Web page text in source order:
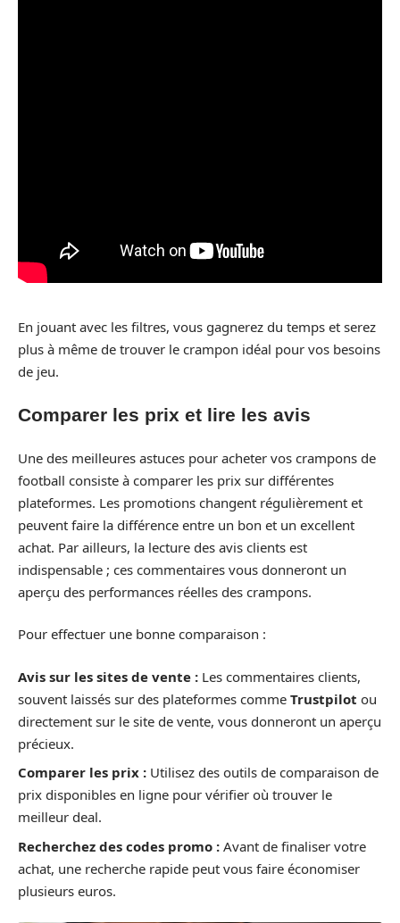
En jouant avec les filtres, vous gagnerez du temps et serez
plus à même de trouver le crampon idéal pour vos besoins
de jeu.
Comparer les prix et lire les avis
Une des meilleures astuces pour acheter vos crampons de
football consiste à comparer les prix sur différentes
plateformes. Les promotions changent régulièrement et
peuvent faire la différence entre un bon et un excellent
achat. Par ailleurs, la lecture des avis clients est
indispensable ; ces commentaires vous donneront un
aperçu des performances réelles des crampons.
Pour effectuer une bonne comparaison :
Avis sur les sites de vente : Les commentaires clients,
souvent laissés sur des plateformes comme Trustpilot ou
directement sur le site de vente, vous donneront un aperçu
précieux.
Comparer les prix : Utilisez des outils de comparaison de
prix disponibles en ligne pour vérifier où trouver le
meilleur deal.
Recherchez des codes promo : Avant de finaliser votre
achat, une recherche rapide peut vous faire économiser
plusieurs euros.